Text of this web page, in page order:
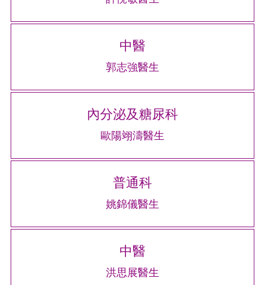
中醫
郭志強醫生
內分泌及糖尿科
歐陽翊濤醫生
普通科
姚錦儀醫生
中醫
洪思展醫生